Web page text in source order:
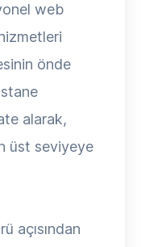
web
önde
alarak,
üst seviyeye
açısından